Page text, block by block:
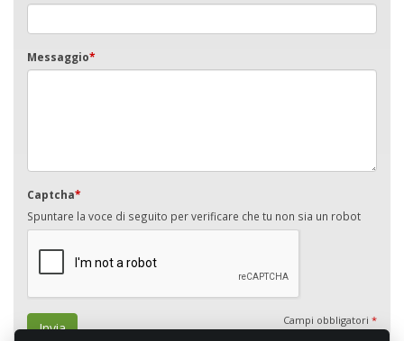
Messaggio*
Captcha*
Spuntare la voce di seguito per verificare che tu non sia un robot
Invia Campi obbligatori *